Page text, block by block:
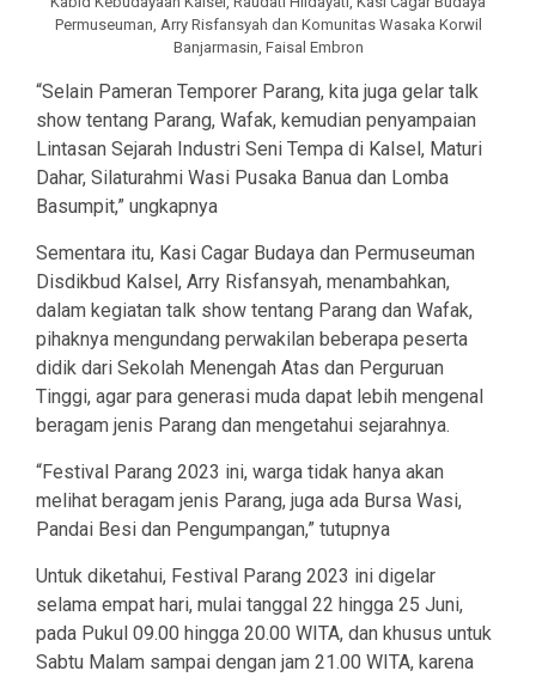
Permuseuman, Arry Risfansyah dan Komunitas Wasaka Korwil
Banjarmasin, Faisal Embron
“Selain Pameran Temporer Parang, kita juga gelar talk
show tentang Parang, Wafak, kemudian penyampaian
Lintasan Sejarah Industri Seni Tempa di Kalsel, Maturi
Dahar, Silaturahmi Wasi Pusaka Banua dan Lomba
Basumpit,” ungkapnya
Sementara itu, Kasi Cagar Budaya dan Permuseuman
Disdikbud Kalsel, Arry Risfansyah, menambahkan,
dalam kegiatan talk show tentang Parang dan Wafak,
pihaknya mengundang perwakilan beberapa peserta
didik dari Sekolah Menengah Atas dan Perguruan
Tinggi, agar para generasi muda dapat lebih mengenal
beragam jenis Parang dan mengetahui sejarahnya.
“Festival Parang 2023 ini, warga tidak hanya akan
melihat beragam jenis Parang, juga ada Bursa Wasi,
Pandai Besi dan Pengumpangan,” tutupnya
Untuk diketahui, Festival Parang 2023 ini digelar
selama empat hari, mulai tanggal 22 hingga 25 Juni,
pada Pukul 09.00 hingga 20.00 WITA, dan khusus untuk
Sabtu Malam sampai dengan jam 21.00 WITA, karena